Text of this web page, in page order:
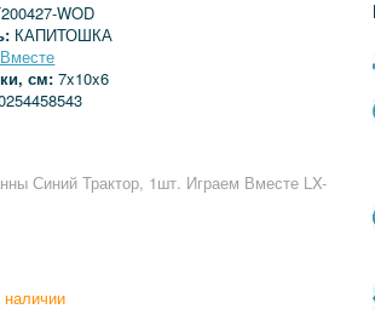
WOD
КАПИТОШКА
см:7x10x6
Синий Трактор, 1шт. Играем Вместе LX-
наличии